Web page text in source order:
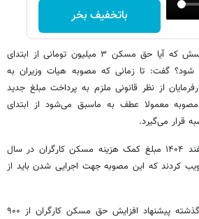
باتخفیف بخر
فرزعلیان در پاسخ به این پرسش که آیا حق مسکن ۳ میلیون تومانی از ابتدای
شود؟ گفت: تا زمانی که مصوبه هیات وزیران به
از نظر قانونی ملزم به پرداخت مبلغ جدید
مصوبه معمولا عطف به ماسبق می‌شود از ابتدای
شورای عالی کار در تاریخ اسفند ۱۴۰۴ مبلغ کمک هزینه مسکن کارگران در سال
تصویب کردند که این مصوبه جهت اجرایی شدن باید از
شورای عالی کار اواخر سال گذشته پیشنهاد افزایش حق مسکن کارگران از ۹۰۰